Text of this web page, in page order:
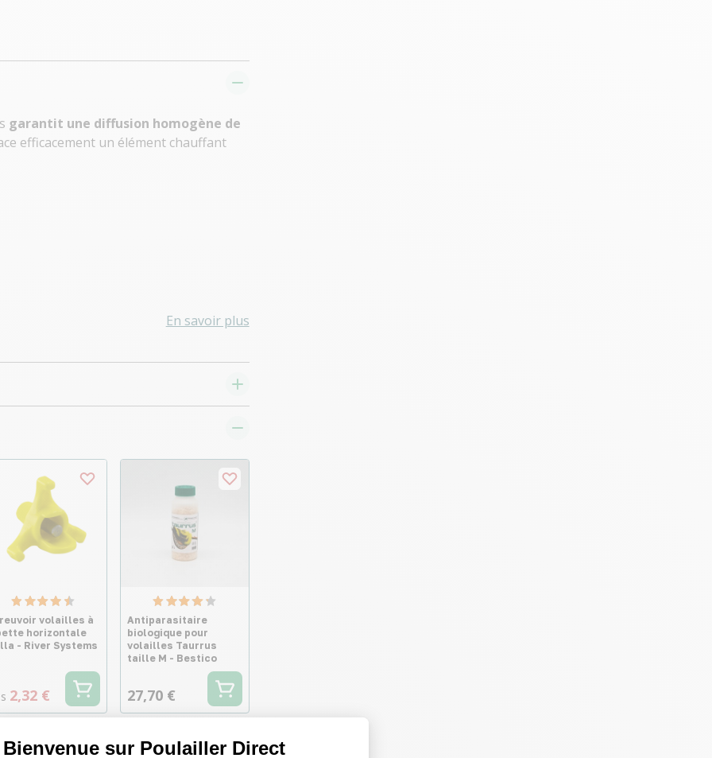
Bienvenue sur Poulailler Direct
garantit une diffusion homogène de
efficacement un élément chauffant
En savoir plus
volailles à
horizontale
- River Systems
2,32 €
Antiparasitaire
biologique pour
volailles Taurrus
taille M - Bestico
27,70 €